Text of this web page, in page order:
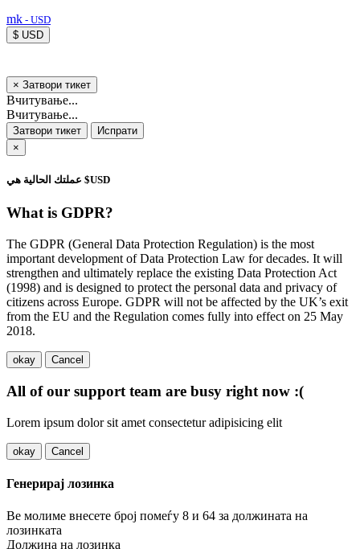
mk - USD
$ USD
× Затвори тикет
Вчитување...
Вчитување...
Затвори тикет
Испрати
×
عملتك الحالية هي $USD
What is GDPR?
The GDPR (General Data Protection Regulation) is the most
important development of Data Protection Law for decades. It will
strengthen and ultimately replace the existing Data Protection Act
(1998) and is designed to protect the personal data and privacy of
citizens across Europe. GDPR will not be affected by the UK’s exit
from the EU and the Regulation comes fully into effect on 25 May
2018.
okay Cancel
All of our support team are busy right now :(
Lorem ipsum dolor sit amet consectetur adipisicing elit
okay Cancel
Генерирај лозинка
Ве молиме внесете број помеѓу 8 и 64 за должината на
лозинката
Должина на лозинка